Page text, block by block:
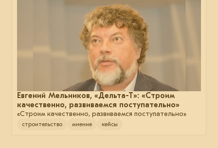
Евгений Мельников, «Дельта-Т»: «Строим
качественно, развиваемся поступательно»
«Строим качественно, развиваемся поступательно»
строительство мнение кейсы